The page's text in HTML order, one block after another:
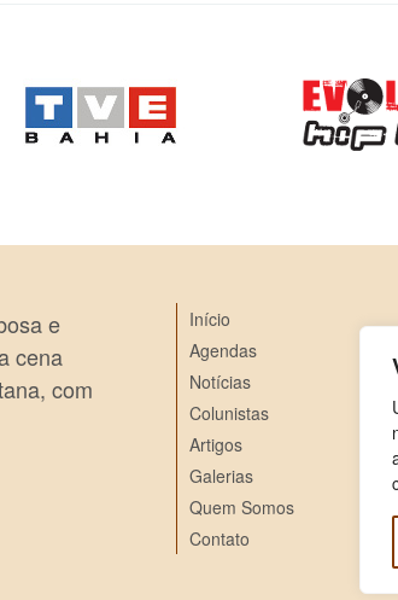
e
cena
com
Início
Agendas
Notícias
Colunistas
Artigos
Galerias
Quem Somos
Contato